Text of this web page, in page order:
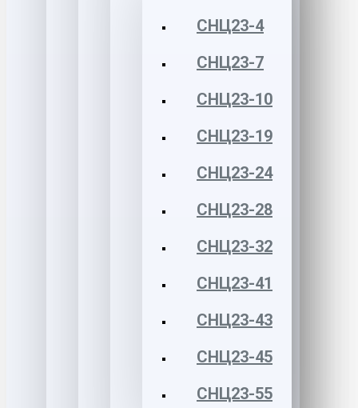
СНЦ23-4
СНЦ23-7
СНЦ23-10
СНЦ23-19
СНЦ23-24
СНЦ23-28
СНЦ23-32
СНЦ23-41
СНЦ23-43
СНЦ23-45
СНЦ23-55